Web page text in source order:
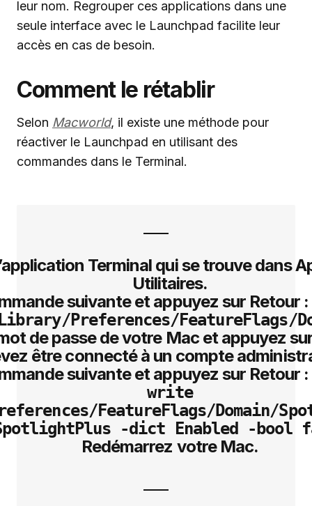
leur nom. Regrouper ces applications dans une
seule interface avec le Launchpad facilite leur
accès en cas de besoin.
Comment le rétablir
Selon Macworld, il existe une méthode pour
réactiver le Launchpad en utilisant des
commandes dans le Terminal.
Terminal qui se trouve dans
Utilitaires.
suivante et appuyez sur Retour :
Preferences/FeatureFlags/
de passe de votre Mac et appuyez
être connecté à un compte
suivante et appuyez sur Retour :
write
FeatureFlags/Domain/
-dict Enabled -bool
Redémarrez votre Mac.